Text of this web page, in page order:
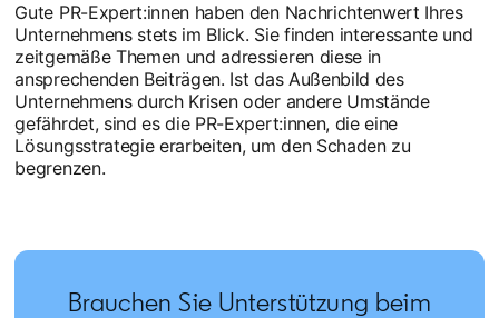
Gute PR-Expert:innen haben den Nachrichtenwert Ihres
Unternehmens stets im Blick. Sie finden interessante und
zeitgemäße Themen und adressieren diese in
ansprechenden Beiträgen. Ist das Außenbild des
Unternehmens durch Krisen oder andere Umstände
gefährdet, sind es die PR-Expert:innen, die eine
Lösungsstrategie erarbeiten, um den Schaden zu
begrenzen.
Brauchen Sie Unterstützung beim